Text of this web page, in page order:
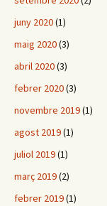
juny 2020(1)
maig 2020(3)
abril 2020(3)
febrer 2020(3)
novembre 2019(1)
agost 2019(1)
juliol 2019(1)
març 2019(2)
febrer 2019(1)